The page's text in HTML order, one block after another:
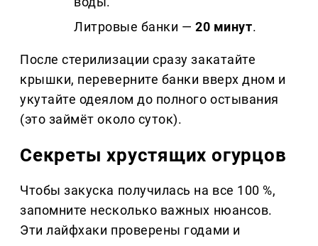
Литровые банки —20 минут.
После стерилизации сразу закатайте
крышки, переверните банки вверх дном и
укутайте одеялом до полного остывания
(это займёт около суток).
Секреты хрустящих огурцов
Чтобы закуска получилась на все 100 %,
запомните несколько важных нюансов.
Эти лайфхаки проверены годами и